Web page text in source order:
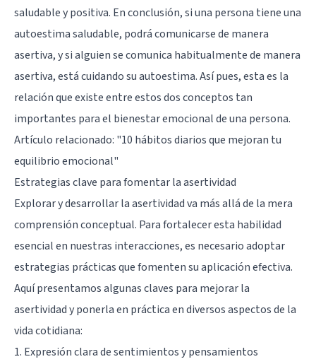
saludable y positiva. En conclusión, si una persona tiene una
autoestima saludable, podrá comunicarse de manera
asertiva, y si alguien se comunica habitualmente de manera
asertiva, está cuidando su autoestima. Así pues, esta es la
relación que existe entre estos dos conceptos tan
importantes para el bienestar emocional de una persona.
Artículo relacionado: "10 hábitos diarios que mejoran tu
equilibrio emocional"
Estrategias clave para fomentar la asertividad
Explorar y desarrollar la asertividad va más allá de la mera
comprensión conceptual. Para fortalecer esta habilidad
esencial en nuestras interacciones, es necesario adoptar
estrategias prácticas que fomenten su aplicación efectiva.
Aquí presentamos algunas claves para mejorar la
asertividad y ponerla en práctica en diversos aspectos de la
vida cotidiana:
1. Expresión clara de sentimientos y pensamientos